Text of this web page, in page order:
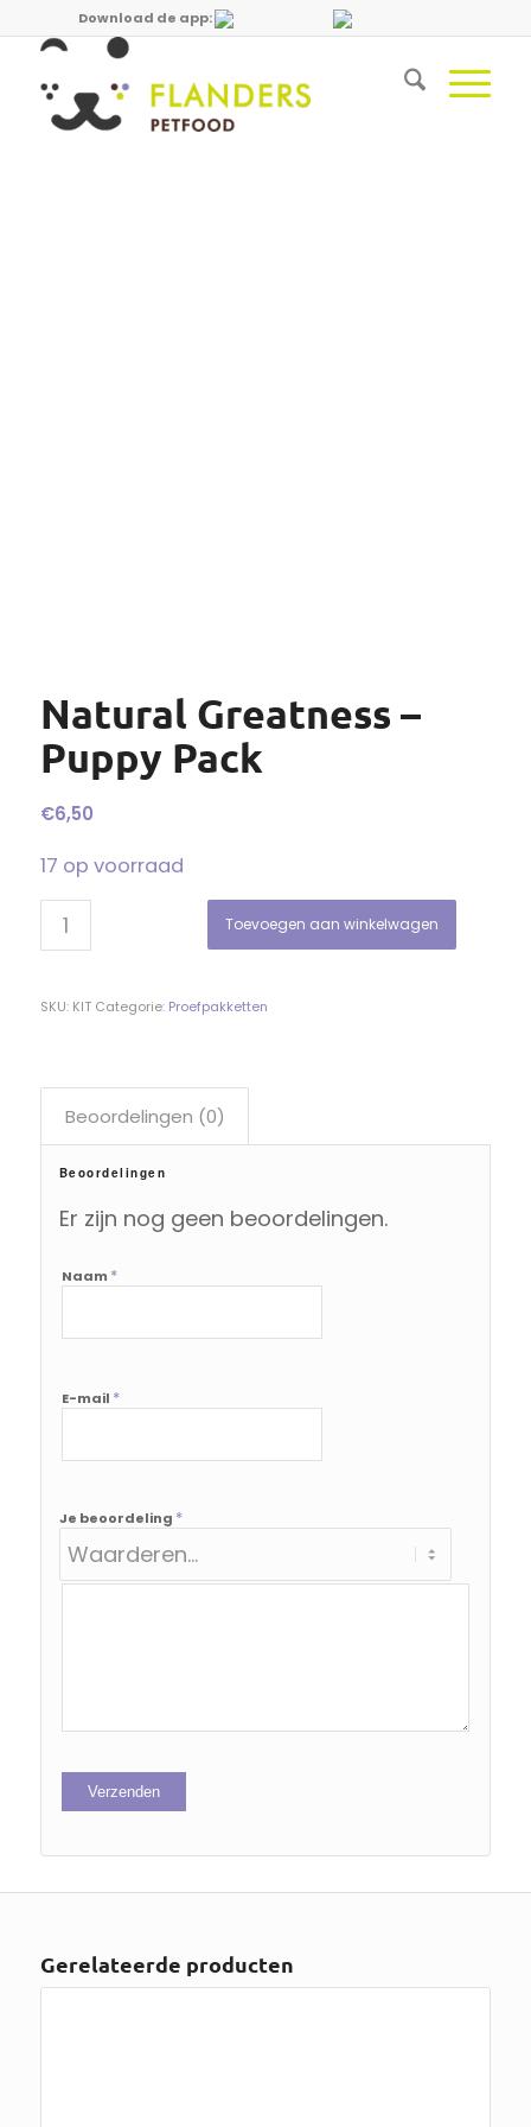
Download de app:
Natural Greatness –
Puppy Pack
€6,50
17 op voorraad
Toevoegen aan winkelwagen
SKU: KIT Categorie: Proefpakketten
Beoordelingen (0)
Beoordelingen
Er zijn nog geen beoordelingen.
Naam *
E-mail *
Je beoordeling *
Gerelateerde producten